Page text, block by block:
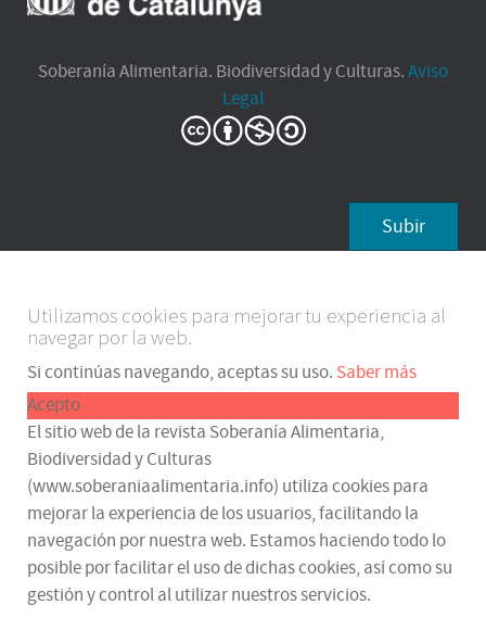
Soberanía Alimentaria. Biodiversidad y Culturas.Aviso
Legal
Subir
Utilizamos cookies para mejorar tu experiencia al
navegar por la web.
Si continúas navegando, aceptas su uso. Saber más
Acepto
El sitio web de la revista Soberanía Alimentaria,
Biodiversidad y Culturas
(www.soberaniaalimentaria.info) utiliza cookies para
mejorar la experiencia de los usuarios, facilitando la
navegación por nuestra web. Estamos haciendo todo lo
posible por facilitar el uso de dichas cookies, así como su
gestión y control al utilizar nuestros servicios.